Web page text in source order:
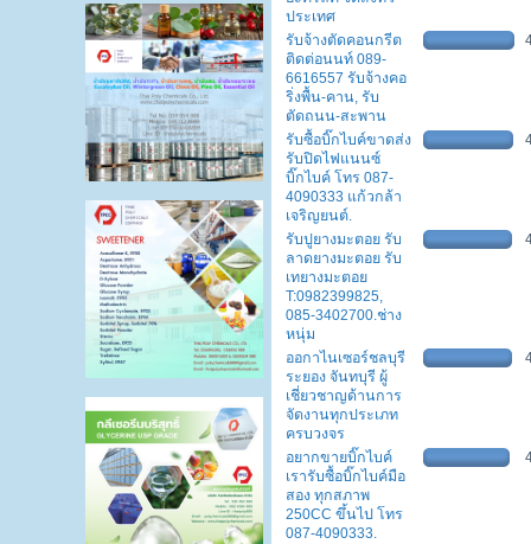
ประเทศ
รับจ้างตัดคอนกรีต
ติดต่อนนท์ 089-
6616557 รับจ้างคอ
ริ่งพื้น-คาน, รับ
ตัดถนน-สะพาน
รับซื้อบิ๊กไบค์ขาดส่ง
รับปิดไฟแนนซ์
บิ๊กไบค์ โทร 087-
4090333 แก้วกล้า
เจริญยนต์.
รับปูยางมะตอย รับ
ลาดยางมะตอย รับ
เทยางมะตอย
T:0982399825,
085-3402700.ช่าง
หนุ่ม
ออกาไนเซอร์ชลบุรี
ระยอง จันทบุรี ผู้
เชี่ยวชาญด้านการ
จัดงานทุกประเภท
ครบวงจร
อยากขายบิ๊กไบค์
เรารับซื้อบิ๊กไบค์มือ
สอง ทุกสภาพ
250CC ขึ้นไป โทร
087-4090333.